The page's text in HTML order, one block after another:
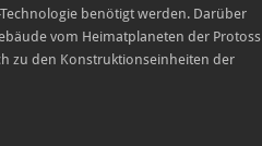
benötigt werden. Darüber
vom Heimatplaneten der Protoss
zu den Konstruktionseinheiten der